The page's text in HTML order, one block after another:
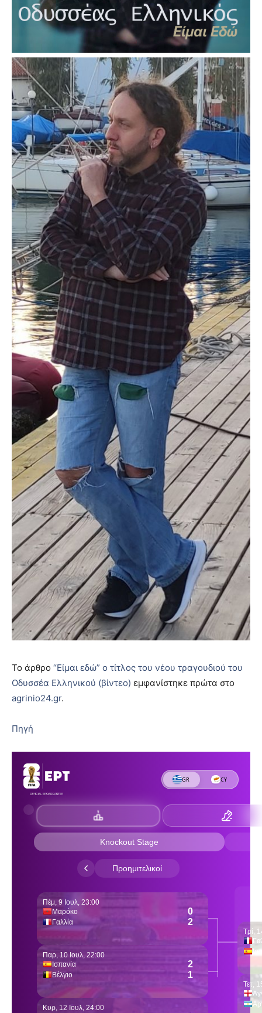
Το άρθρο “Είμαι εδώ” ο τίτλος του νέου τραγουδιού του
Οδυσσέα Ελληνικού (βίντεο) εμφανίστηκε πρώτα στο
agrinio24.gr.
Πηγή